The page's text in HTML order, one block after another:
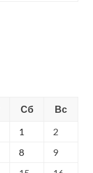
Сб
Вс
1
2
8
9